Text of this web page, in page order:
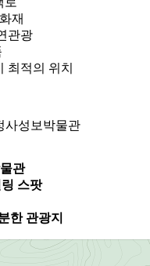
재
관광
최적의 위치
사성보박물관
관
스팟
한 관광지